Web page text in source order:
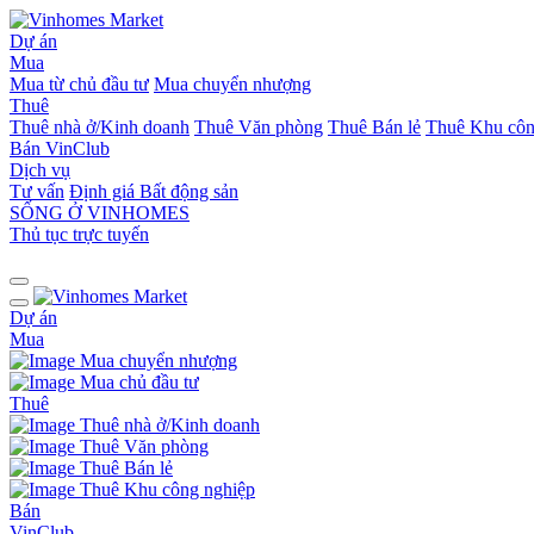
Dự án
Mua
Mua từ chủ đầu tư Mua chuyển nhượng
Thuê
Thuê nhà ở/Kinh doanh Thuê Văn phòng Thuê Bán lẻ Thuê Khu
Bán VinClub
Dịch vụ
Tư vấn Định giá Bất động sản
SỐNG Ở VINHOMES
Thủ tục trực tuyến
Dự án
Mua
Mua chuyển nhượng
Mua chủ đầu tư
Thuê
Thuê nhà ở/Kinh doanh
Thuê Văn phòng
Thuê Bán lẻ
Thuê Khu công nghiệp
Bán